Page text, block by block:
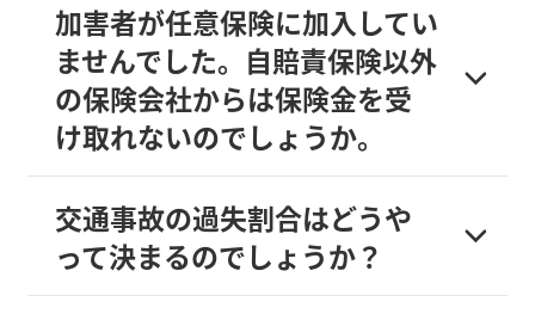
加害者が任意保険に加入してい
ませんでした。自賠責保険以外
の保険会社からは保険金を受
け取れないのでしょうか。
交通事故の過失割合はどうや
って決まるのでしょうか？